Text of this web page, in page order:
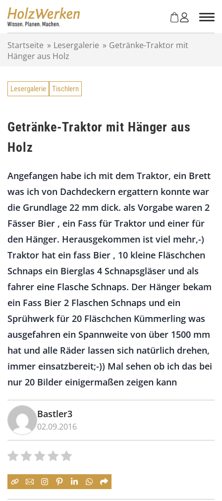
Startseite » Lesergalerie » Getränke-Traktor mit
Hänger aus Holz
Lesergalerie Tischlern
Getränke-Traktor mit Hänger aus
Holz
Angefangen habe ich mit dem Traktor, ein Brett
was ich von Dachdeckern ergattern konnte war
die Grundlage 22 mm dick. als Vorgabe waren 2
Fässer Bier , ein Fass für Traktor und einer für
den Hänger. Herausgekommen ist viel mehr,-)
Traktor hat ein fass Bier , 10 kleine Fläschchen
Schnaps ein Bierglas 4 Schnapsgläser und als
fahrer eine Flasche Schnaps. Der Hänger bekam
ein Fass Bier 2 Flaschen Schnaps und ein
Sprühwerk für 20 Fläschchen Kümmerling was
ausgefahren ein Spannweite von über 1500 mm
hat und alle Räder lassen sich natürlich drehen,
immer einsatzbereit;-)) Mal sehen ob ich das bei
nur 20 Bilder einigermaßen zeigen kann
Bastler3
02.09.2016